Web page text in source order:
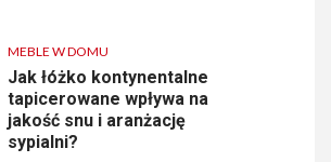
MEBLE W DOMU
Jak łóżko kontynentalne
tapicerowane wpływa na
jakość snu i aranżację
sypialni?